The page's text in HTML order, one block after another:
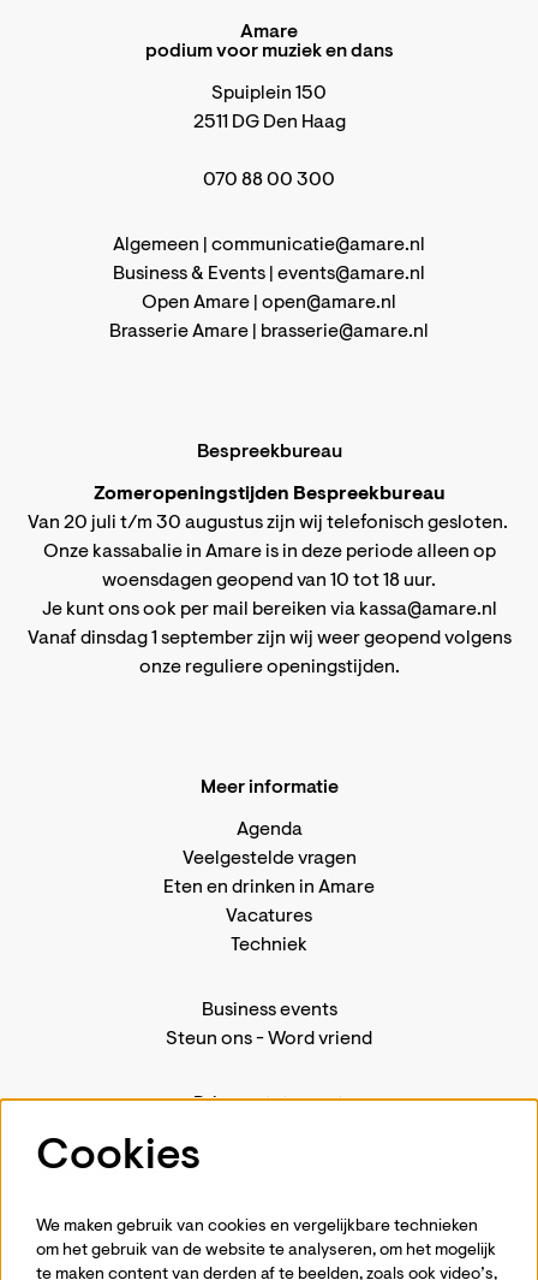
Amare
podium voor muziek en dans
Spuiplein 150
2511 DG Den Haag
070 88 00 300
Algemeen | communicatie@amare.nl
Business & Events | events@amare.nl
Open Amare | open@amare.nl
Brasserie Amare |
brasserie@amare.nl
Bespreekbureau
Zomeropeningstijden Bespreekbureau
Van 20 juli t/m 30 augustus zijn wij telefonisch gesloten.
Onze kassabalie in Amare is in deze periode alleen op
woensdagen geopend van 10 tot 18 uur.
Je kunt ons ook per mail bereiken via kassa@amare.nl
Vanaf dinsdag 1 september zijn wij weer geopend volgens
onze reguliere openingstijden.
Meer informatie
Agenda
Veelgestelde vragen
Eten en drinken in Amare
Vacatures
Techniek
Business events
Steun ons-Word vriend
Privacystatement
Cookies
We maken gebruik van cookies en vergelijkbare technieken
om het gebruik van de website te analyseren, om het mogelijk
te maken content van derden af te beelden, zoals ook video’s,